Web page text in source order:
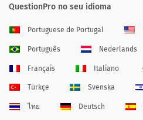
QuestionPro no seu idioma
Portuguese de Portugal
Português Nederlands
Français Italiano
Türkçe Svenska
ไทย Deutsch